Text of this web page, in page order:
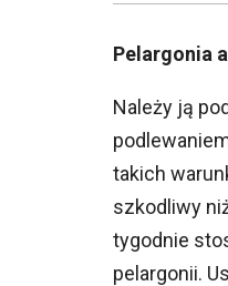
Pelargonia
Należy ją
takich
szkodliwy
tygodnie
pelargonii.